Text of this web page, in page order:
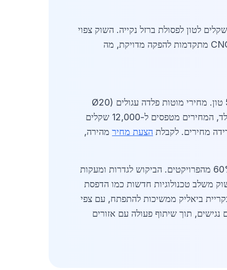
1,200-1,500 שקלים לטון לפסולת ברזל נקייה. השוק צפוי
לצמוח ב-15% עד סוף 2026, עם דגש על פלדה ירוקה ועמידה בפני קורוזיה. ספקים משתמשים בטכנולוגיות CNC מתקדמות להפקה מדויקת, מה
רשימת ספקים מרכזיים לעבודות מתכת בקריית ביאליק כוללת 15-20 חברות, עם נפח ייצור שנתי של 50,000 טון. מחירי מוטות פלדה עגולים (Ø20
מ"מ) הם 4,200 שקלים לטון, בעוד פרופילי C עולים 4,800 שקלים. עבור יישומים מיוחדים, כמו פלדה אל חלד, המחירים מטפסים ל-12,000 שקלים
מחירים. לקבלת הצעת מחיר מהירה,
בשנת 2026, עבודות מתכת בקריית ביאליק מתמקדות גם באיכות סביבתית, עם שימוש בפלדה ממוחזרת ב-60% מהפרויקטים. הביקוש לגדרות ומעקות
מציעים אחריות של 10 שנים על ציפוי גלוון. השוק משלב טכנולוגיות חדשות כמו הדפסת
עבודות מתכת בקריית ביאליק ממשיכות להתפתח, עם צפי
נגישים, תוך שיתוף פעולה עם אזורים